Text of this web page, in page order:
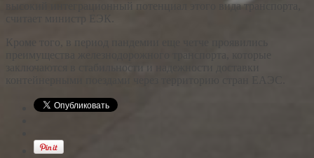
высокий интеграционный потенциал этого вида транспорта,
считает министр ЕЭК.
Кроме того, в период пандемии еще четче проявились